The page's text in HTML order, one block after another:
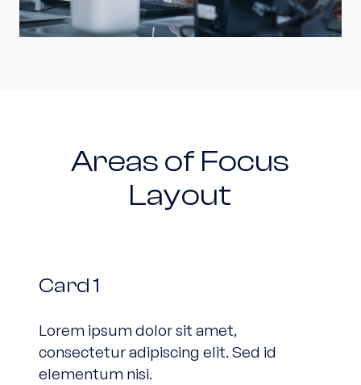
Areas of Focus
Layout
Card 1
Lorem ipsum dolor sit amet,
consectetur adipiscing elit. Sed id
elementum nisi.